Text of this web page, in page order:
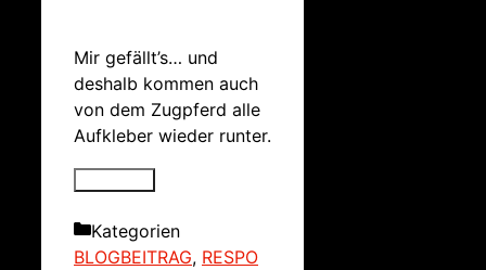
Mir gefällt’s… und
deshalb kommen auch
von dem Zugpferd alle
Aufkleber wieder runter.
Kategorien
BLOGBEITRAG, RESPO